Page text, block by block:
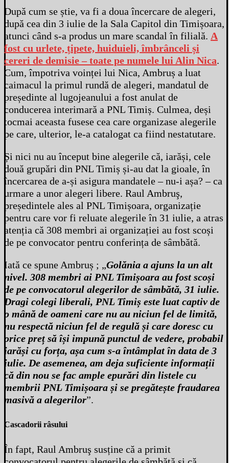
După cum se știe, va fi a doua încercare de alegeri,
după cea din 3 iulie de la Sala Capitol din Timișoara,
atunci când s-a produs un mare scandal în filială. A
fost cu urlete, țipete, huiduieli, îmbrânceli și
cereri de demisie – toate pe numele lui Alin Nica.
Cum, împotriva voinței lui Nica, Ambruș a luat
caimacul la primul rundă de alegeri, mandatul de
președinte al lugojeanului a fost anulat de
conducerea interimară a PNL Timiș. Culmea, deși
tocmai aceasta fusese cea care organizase alegerile
pe care, ulterior, le-a catalogat ca fiind nestatutare.
Și nici nu au început bine alegerile că, iarăși, cele
două grupări din PNL Timiș și-au dat la gioale, în
încercarea de a-și asigura mandatele – nu-i așa? – ca
urmare a unor alegeri libere. Raul Ambruş,
președintele ales al PNL Timișoara, organizație
pentru care vor fi reluate alegerile în 31 iulie, a atras
atenția că 308 membri ai organizației au fost scoși
de pe convocator pentru conferința de sâmbătă.
Iată ce spune Ambruș ; „Golănia a ajuns la un alt
nivel. 308 membri ai PNL Timișoara au fost scoși
de pe convocatorul alegerilor de sâmbătă, 31 iulie.
Dragi colegi liberali, PNL Timiș este luat captiv de
o mână de oameni care nu au niciun fel de limită,
nu respectă niciun fel de regulă și care doresc cu
orice preț să își impună punctul de vedere, probabil
iarăși cu forța, așa cum s-a întâmplat în data de 3
iulie. De asemenea, am deja suficiente informații
că din nou se fac ample epurări din listele cu
membrii PNL Timișoara și se pregătește fraudarea
masivă a alegerilor”.
Cascadorii râsului
În fapt, Raul Ambruş susține că a primit